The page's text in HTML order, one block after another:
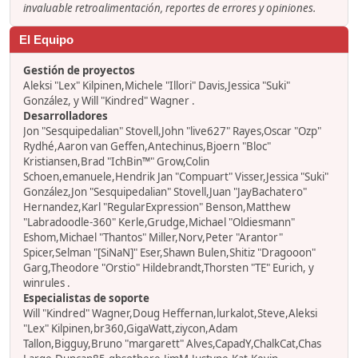
invaluable retroalimentación, reportes de errores y opiniones.
El Equipo
Gestión de proyectos
Aleksi "Lex" Kilpinen,Michele "Illori" Davis,Jessica "Suki"
González, y Will "Kindred" Wagner .
Desarrolladores
Jon "Sesquipedalian" Stovell,John "live627" Rayes,Oscar "Ozp"
Rydhé,Aaron van Geffen,Antechinus,Bjoern "Bloc"
Kristiansen,Brad "IchBin™" Grow,Colin
Schoen,emanuele,Hendrik Jan "Compuart" Visser,Jessica "Suki"
González,Jon "Sesquipedalian" Stovell,Juan "JayBachatero"
Hernandez,Karl "RegularExpression" Benson,Matthew
"Labradoodle-360" Kerle,Grudge,Michael "Oldiesmann"
Eshom,Michael "Thantos" Miller,Norv,Peter "Arantor"
Spicer,Selman "[SiNaN]" Eser,Shawn Bulen,Shitiz "Dragooon"
Garg,Theodore "Orstio" Hildebrandt,Thorsten "TE" Eurich, y
winrules .
Especialistas de soporte
Will "Kindred" Wagner,Doug Heffernan,lurkalot,Steve,Aleksi
"Lex" Kilpinen,br360,GigaWatt,ziycon,Adam
Tallon,Bigguy,Bruno "margarett" Alves,CapadY,ChalkCat,Chas